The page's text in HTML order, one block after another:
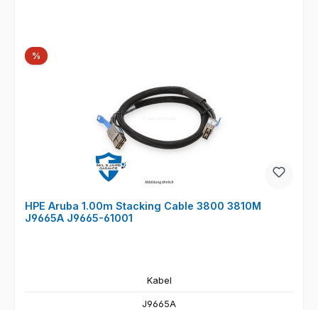
%Rabatt
HPE Aruba 1.00m Stacking Cable 3800 3810M
J9665A J9665-61001
Kabel
J9665A